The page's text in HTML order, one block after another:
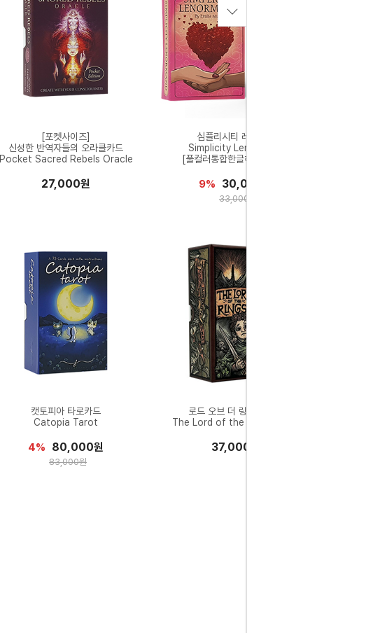
[포켓사이즈]
신성한 반역자들의 오라클카드
Pocket Sacred Rebels Oracle
27,000원
심플리시티 레노먼드
Simplicity Lenormand
[풀컬러통합한글해설서증정]
9% 30,000원
33,000원
캣토피아 타로카드
Catopia Tarot
4% 80,000원
83,000원
로드 오브 더 링 타로카드
The Lord of the Rings Tarot
37,000원